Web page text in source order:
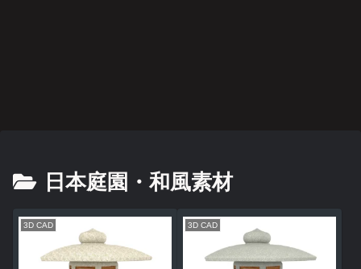
日本庭園・和風素材
3D CAD 3D CAD